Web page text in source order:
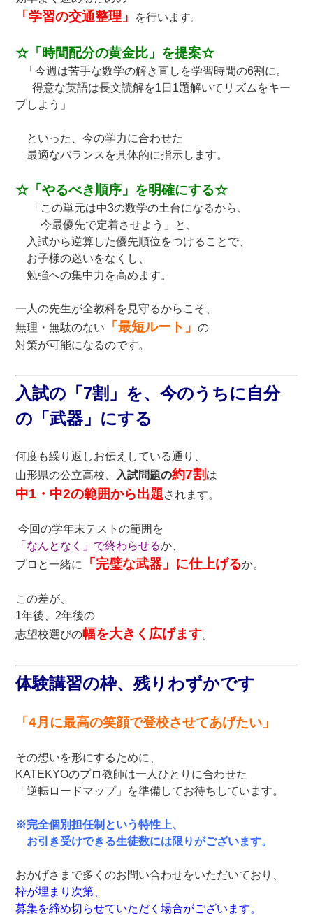
「学習の交通整理」 を行います。
☆「時間配分の黄金比」を提案☆
「今週は苦手な数学の解き直しを学習時間の6割に。
得意な英語は長文読解を1日1題解いてリズムをキー
プしよう」
といった、今の学力に合わせた
最適なバランスを具体的に指示します。
☆「やるべき順序」を明確にする☆
「この単元は中3の数学の土台になるから、
今最優先で定着させよう」と、
入試から逆算した優先順位をつけることで、
お子様の迷いをなくし、
勉強への集中力を高めます。
一人の先生が全教科を見守るからこそ、
無理・無駄のない
「最短ルート」の
対策が可能になるのです。
入試の「7割」を、今のうちに自分
の「武器」にする
何度も繰り返しお伝えしている通り、
山形県の公立高校、
入試問題の約7割 は
中1・中2の範囲から出題されます。
今回の学年末テストの範囲を
「なんとなく」で終わらせるか、
プロと一緒に
「完璧な武器」に仕上げるか。
この差が、
1年後、2年後の
志望校選びの幅を大きく広げます。
体験講習の枠、残りわずかです
「4月に最高の笑顔で登校させてあげたい」
その想いを形にするために、
KATEKYOのプロ教師は一人ひとりに合わせた
「逆転ロードマップ」を準備してお待ちしています。
※完全個別担任制という特性上、
お引き受けできる生徒数には限りがございます。
おかげさまで多くのお問い合わせをいただいており、
枠が埋まり次第、
募集を締め切らせていただく場合がございます。